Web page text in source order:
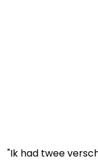
"Ik had twee